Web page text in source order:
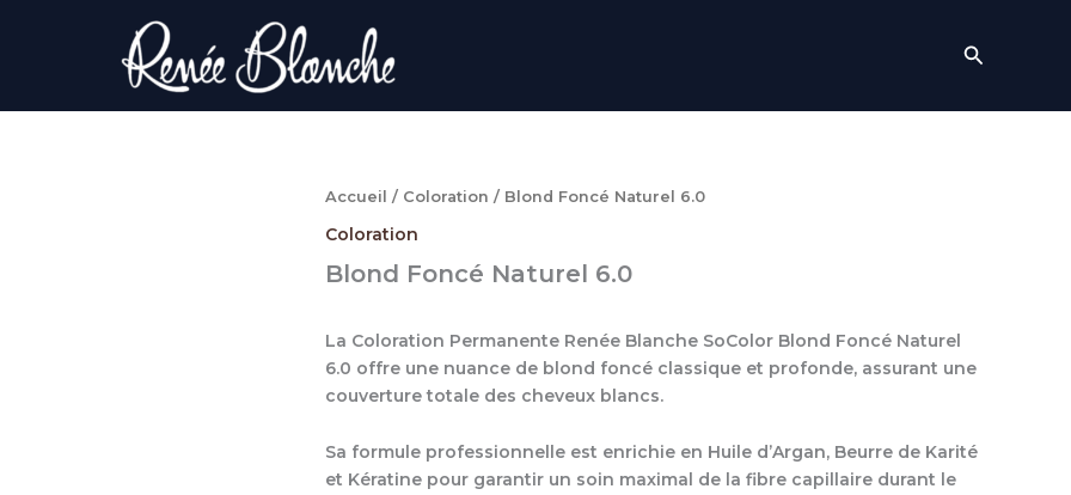
Accueil / Coloration / Blond Foncé Naturel 6.0
Coloration
Blond Foncé Naturel 6.0
La Coloration Permanente Renée Blanche SoColor Blond Foncé Naturel
6.0 offre une nuance de blond foncé classique et profonde, assurant une
couverture totale des cheveux blancs.
Sa formule professionnelle est enrichie en Huile d’Argan, Beurre de Karité
et Kératine pour garantir un soin maximal de la fibre capillaire durant le